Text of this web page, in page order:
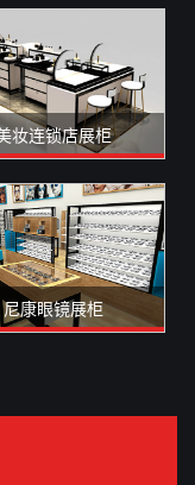
妆连锁店展柜
尼康眼镜展柜